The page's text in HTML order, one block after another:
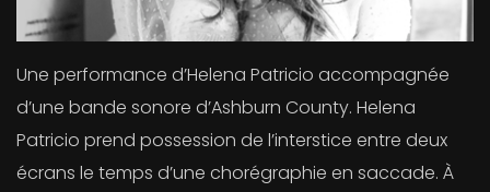
Une performance d’Helena Patricio accompagnée
d’une bande sonore d’Ashburn County. Helena
Patricio prend possession de l’interstice entre deux
écrans le temps d’une chorégraphie en saccade. À